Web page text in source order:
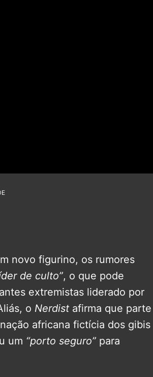
novo figurino, os rumores
de culto”, o que pode
extremistas liderado por
o Nerdist afirma que parte
africana fictícia dos gibis
um “porto seguro” para